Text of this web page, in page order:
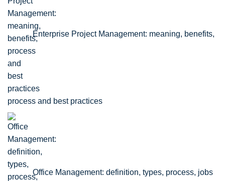
Enterprise Project Management: meaning, benefits,
process and best practices
Office Management: definition, types, process, jobs